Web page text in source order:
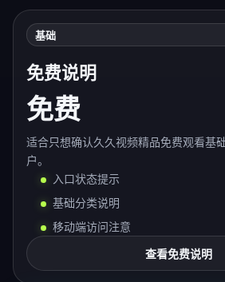
基础
免费说明
免费
适合只想确认久久视频精品免费观看基
户。
入口状态提示
基础分类说明
移动端访问注意
查看免费说明